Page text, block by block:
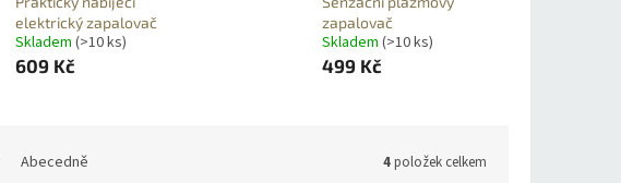
elektrický zapalovač
Skladem (>10 ks)
609 Kč
zapalovač
Skladem (>10 ks)
499 Kč
Abecedně 4položek celkem